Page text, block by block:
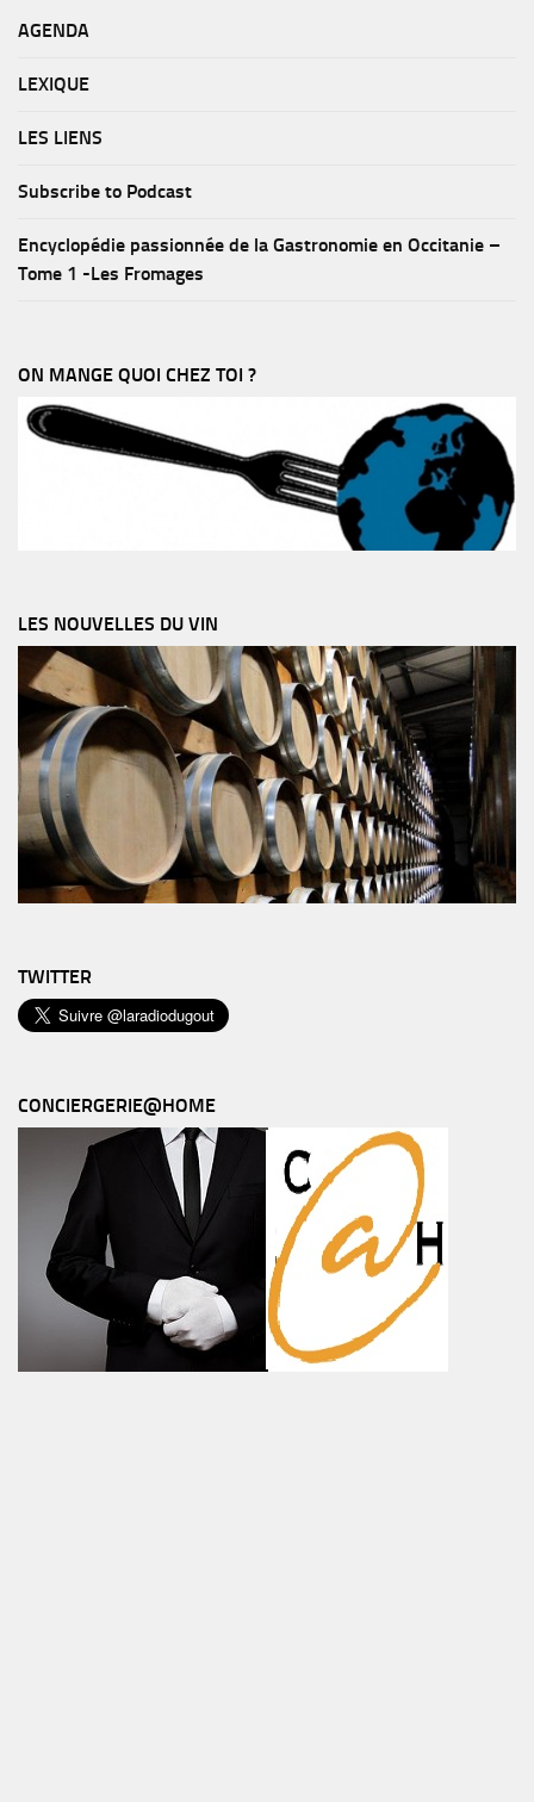
AGENDA
LEXIQUE
LES LIENS
Subscribe to Podcast
Encyclopédie passionnée de la Gastronomie en Occitanie –
Tome 1 -Les Fromages
ON MANGE QUOI CHEZ TOI ?
LES NOUVELLES DU VIN
TWITTER
CONCIERGERIE@HOME